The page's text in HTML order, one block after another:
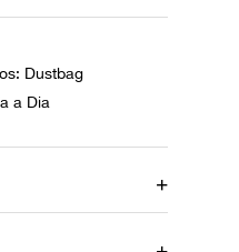
Dustbag
a Dia